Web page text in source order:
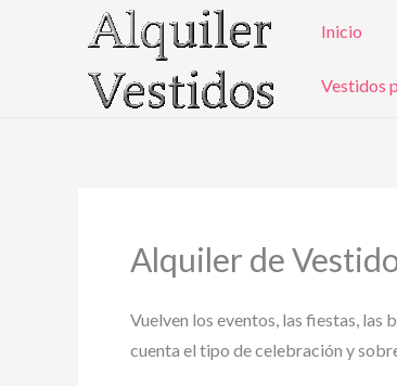
Inicio
Vestidos
Alquiler de
Vuelven los eventos, las fiestas,
cuenta el tipo de celebración y